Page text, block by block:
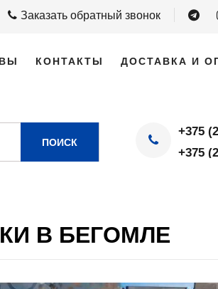
Заказать обратный звонок
КОНТАКТЫ ДОСТАВКА И
ПОИСК
+375
+375
В БЕГОМЛЕ